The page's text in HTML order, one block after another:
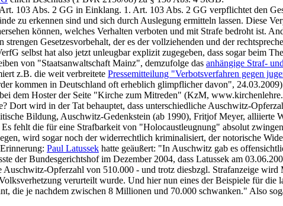
103 Abs. 2 GG in Einklang. 1. Art. 103 Abs. 2 GG verpflichtet den
zu erkennen sind und sich durch Auslegung ermitteln lassen. Diese
können, welches Verhalten verboten und mit Strafe bedroht ist.
Gesetzesvorbehalt, der es der vollziehenden und der
selbst hat also jetzt unleugbar explizit zugegeben, dass sogar beim
von "Staatsanwaltschaft Mainz", demzufolge das anhängige Straf-
z.B. die weit verbreitete Pressemitteilung "Verbotsverfahren gegen
kommen in Deutschland oft erheblich glimpflicher davon",
dem Hoster der Seite "Kirche zum Mitreden" (KzM,
Dort wird in der Tat behauptet, dass unterschiedliche Auschwitz-
Bildung, Auschwitz-Gedenkstein (ab 1990), Fritjof Meyer,
fehlt die für eine Strafbarkeit von "Holocaustleugnung" absolut
wird sogar noch der widerrechtlich kriminalisiert, der notorische
Paul Latussek hatte geäußert: "In Auschwitz gab es
der Bundesgerichtshof im Dezember 2004, dass Latussek am
Opferzahl von 510.000 - und trotz diesbzgl. Strafanzeige
verurteilt wurde. Und hier nun eines der Beispiele für
die je nachdem zwischen 8 Millionen und 70.000 schwanken." Also